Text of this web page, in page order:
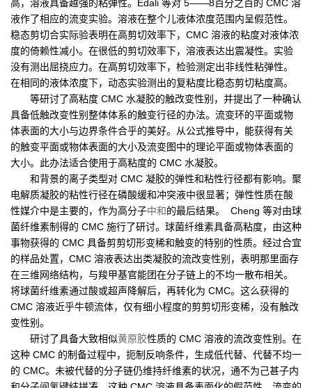
高，溶液具备越强的粘弹性。Edali 等对 5——8百分之百的 CMC 溶
液作了相应的流变实验。溶液在整个儿液体浓度范围内呈假范性。
稳态剪切合实际验表明在高剪切效率下，CMC 溶液的粘度对液体浓
度的倚赖性减小。在很低的剪切效率下，溶液表达出震凝性。实验
没有测出屈挠应力。在高剪切效率下，检验测定出非线性粘弹性。
在相同的液体浓度下，动态实验测出的复粘度比稳态剪切粘度高。
等研讨了高粘度 CMC 水凝胶的触改变性别，并提出了一种确认
具备低触改变性别整体体系的触变行径的办法。流变环的平面或物
体表面的大小与边界条件合乎的美好。从公式推导中，能获得有关
的触变平面或物体表面的大小及流变图中的理论平面或物体表面的
大小。此办法适合使用于高粘度的 CMC 水凝胶。
和背景的离子类型对 CMC 凝胶的弹性和粘性行径都有影响。聚
电解质凝胶的粘性行径在磷酸缓和冲突液中很显著；弹性性质在酸
性媒介中是主要的，作为高分子中和的最后结果。 Cheng 等对由球
菌纤维素制得的 CMC 施行了研讨。球菌纤维素具备高粘度，由这种
事物获得的 CMC 具备剪剪切形变稀和触变的特别的性质。经过合宜
的样品处置，CMC 溶液表达出类凝胶的流改变性别，表明那里面存
在三维网络结构，与羧甲基官能团在分子链上的不均一散布相关。
将球菌纤维素通过酸或超声降解后，再转化为 CMC。这么获得的
CMC 溶液近乎牛顿流体，仅有细小程度的剪剪切形变稀，没有触改
变性别。
研讨了具备大致相似黄原胶性质的 CMC 溶液的流改变性别。在
这种 CMC 的制备过程中，扼制反响条件，生成低代替、代替不均一
的 CMC。未被代替的分子链仍维持纤维素的状况，通不为己甚子内